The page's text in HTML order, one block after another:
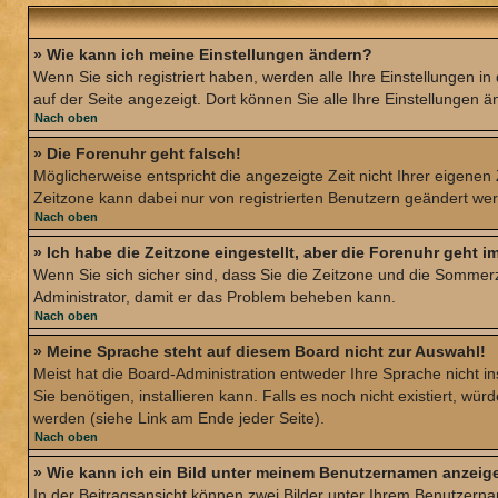
» Wie kann ich meine Einstellungen ändern?
Wenn Sie sich registriert haben, werden alle Ihre Einstellungen
auf der Seite angezeigt. Dort können Sie alle Ihre Einstellungen
Nach oben
» Die Forenuhr geht falsch!
Möglicherweise entspricht die angezeigte Zeit nicht Ihrer
Zeitzone kann dabei nur von registrierten Benutzern geändert
Nach oben
» Ich habe die Zeitzone eingestellt, aber die Forenuhr geht
Wenn Sie sich sicher sind, dass Sie die Zeitzone und die
Administrator, damit er das Problem beheben kann.
Nach oben
» Meine Sprache steht auf diesem Board nicht zur Auswahl!
Meist hat die Board-Administration entweder Ihre Sprache nicht
Sie benötigen, installieren kann. Falls es noch nicht existiert,
werden (siehe Link am Ende jeder Seite).
Nach oben
» Wie kann ich ein Bild unter meinem Benutzernamen